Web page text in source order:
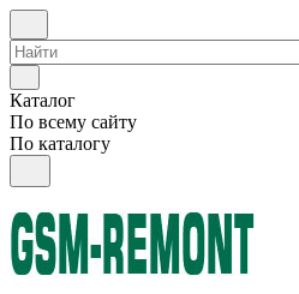
Каталог
По всему сайту
По каталогу